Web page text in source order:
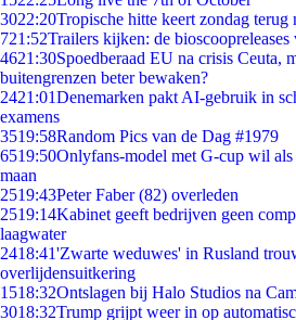
3022:20Tropische hitte keert zondag terug
721:52Trailers kijken: de bioscoopreleases
4621:30Spoedberaad EU na crisis Ceuta,
buitengrenzen beter bewaken?
2421:01Denemarken pakt AI-gebruik in
examens
3519:58Random Pics van de Dag #1979
6519:50Onlyfans-model met G-cup wil
maan
2519:43Peter Faber (82) overleden
2519:14Kabinet geeft bedrijven geen
laagwater
2418:41'Zwarte weduwes' in Rusland
overlijdensuitkering
1518:32Ontslagen bij Halo Studios na
3018:32Trump grijpt weer in op